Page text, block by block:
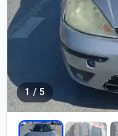
1 / 5